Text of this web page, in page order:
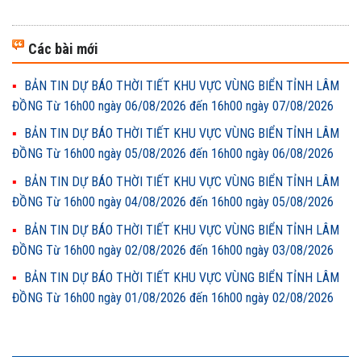
Các bài mới
BẢN TIN DỰ BÁO THỜI TIẾT KHU VỰC VÙNG BIỂN TỈNH LÂM
ĐỒNG Từ 16h00 ngày 06/08/2026 đến 16h00 ngày 07/08/2026
BẢN TIN DỰ BÁO THỜI TIẾT KHU VỰC VÙNG BIỂN TỈNH LÂM
ĐỒNG Từ 16h00 ngày 05/08/2026 đến 16h00 ngày 06/08/2026
BẢN TIN DỰ BÁO THỜI TIẾT KHU VỰC VÙNG BIỂN TỈNH LÂM
ĐỒNG Từ 16h00 ngày 04/08/2026 đến 16h00 ngày 05/08/2026
BẢN TIN DỰ BÁO THỜI TIẾT KHU VỰC VÙNG BIỂN TỈNH LÂM
ĐỒNG Từ 16h00 ngày 02/08/2026 đến 16h00 ngày 03/08/2026
BẢN TIN DỰ BÁO THỜI TIẾT KHU VỰC VÙNG BIỂN TỈNH LÂM
ĐỒNG Từ 16h00 ngày 01/08/2026 đến 16h00 ngày 02/08/2026